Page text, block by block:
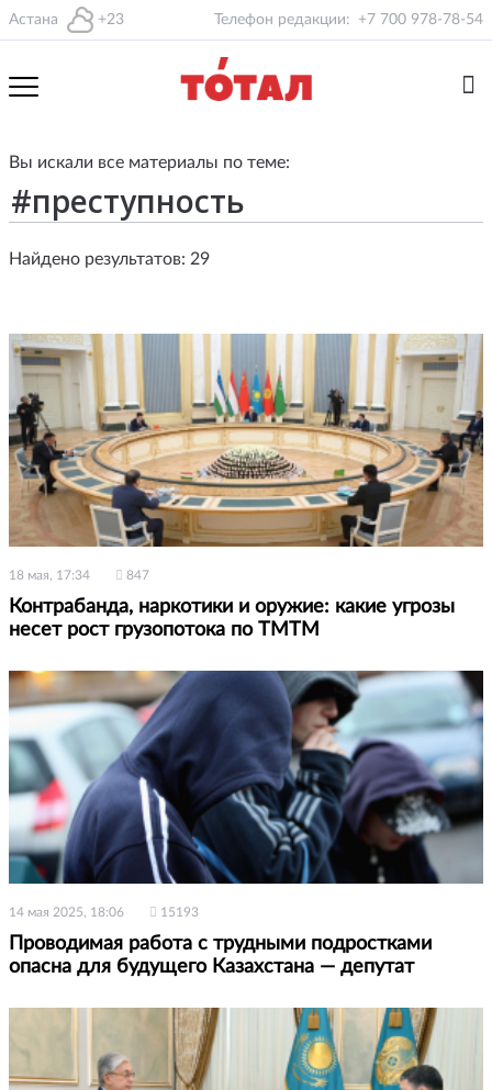
Астана +23 Телефон редакции: +7 700 978-78-54
Вы искали все материалы по теме:
Найдено результатов: 29
18 мая, 17:34 847
Контрабанда, наркотики и оружие: какие угрозы
несет рост грузопотока по ТМТМ
14 мая 2025, 18:06 15193
Проводимая работа с трудными подростками
опасна для будущего Казахстана — депутат